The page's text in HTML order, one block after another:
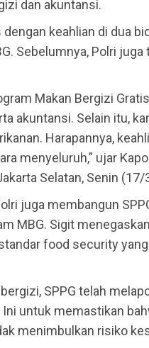
dan akuntansi.
keahlian di dua
Sebelumnya, Polri
Makan Bergizi
akuntansi. Selain itu,
Harapannya,
menyeluruh,” ujar
Selatan, Senin
juga membangun
MBG. Sigit
food security
SPPG telah
untuk memastikan
menimbulkan risiko